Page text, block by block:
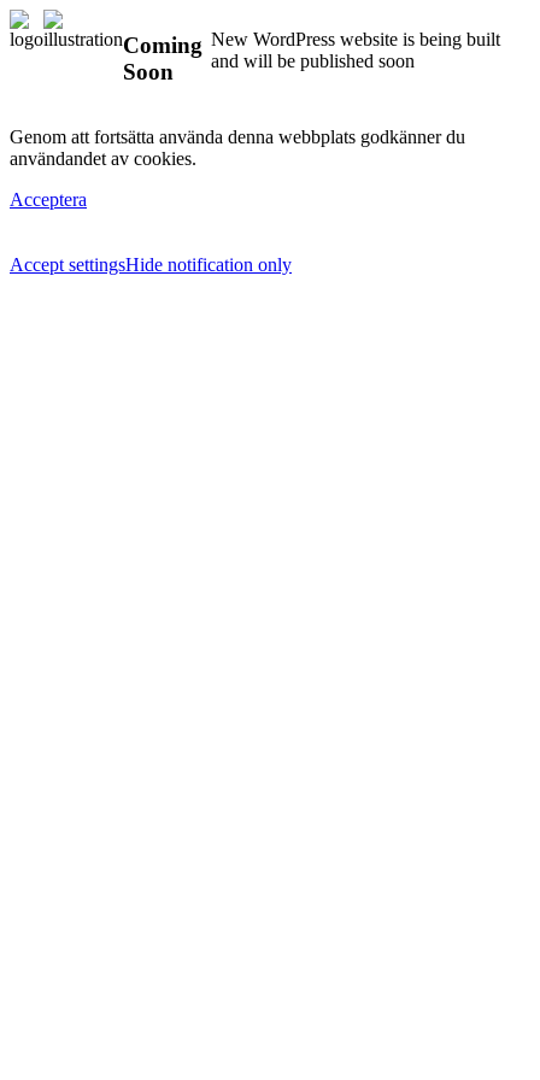
Coming
Soon
New WordPress website is being built
and will be published soon
Genom att fortsätta använda denna webbplats godkänner du
användandet av cookies.
Acceptera
Accept settingsHide notification only